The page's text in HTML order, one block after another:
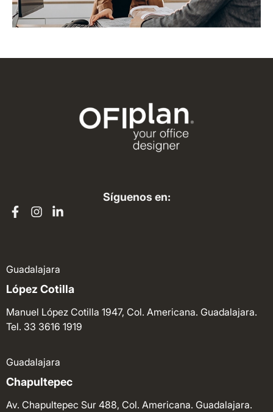
Síguenos en:
Guadalajara
López Cotilla
Manuel López Cotilla 1947, Col. Americana. Guadalajara.
Tel. 33 3616 1919
Guadalajara
Chapultepec
Av. Chapultepec Sur 488, Col. Americana. Guadalajara.